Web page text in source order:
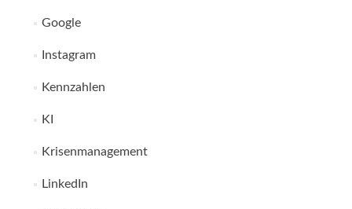
Google
Instagram
Kennzahlen
KI
Krisenmanagement
LinkedIn